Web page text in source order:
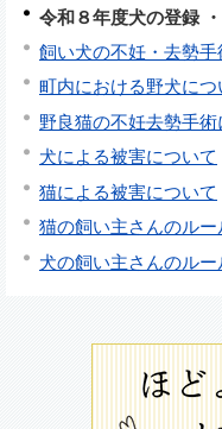
令和８年度犬の登録
飼い犬の不妊・去勢
町内における野犬につ
野良猫の不妊去勢手術
犬による被害について
猫による被害について
猫の飼い主さんのルー
犬の飼い主さんのルー